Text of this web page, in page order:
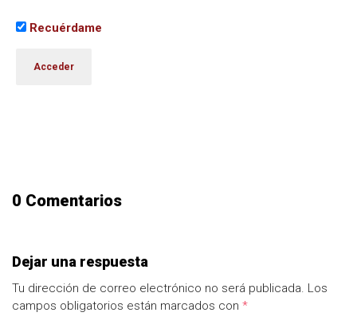
Recuérdame
0 Comentarios
Dejar una respuesta
Tu dirección de correo electrónico no será publicada. Los
campos obligatorios están marcados con *